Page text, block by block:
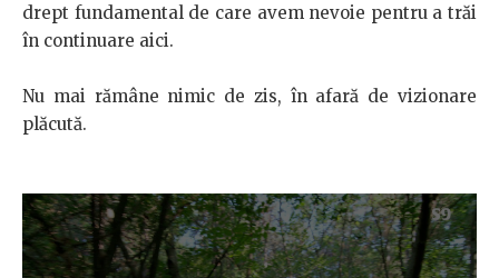
drept fundamental de care avem nevoie pentru a trăi
în continuare aici.
Nu mai rămâne nimic de zis, în afară de vizionare
plăcută.